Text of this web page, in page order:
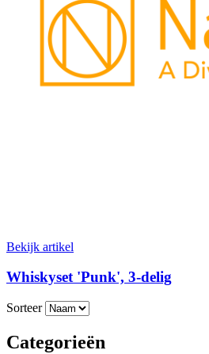
Bekijk artikel
Whiskyset 'Punk', 3-delig
Sorteer
Categorieën